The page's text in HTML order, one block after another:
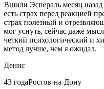
Вшили Эспераль месяц
есть страх перед реакцией
страх полезный и
мог уснуть, сейчас даже
четкий психологический и
метод лучше, чем я ожидал.
Денис
43 годаРостов-на-Дону